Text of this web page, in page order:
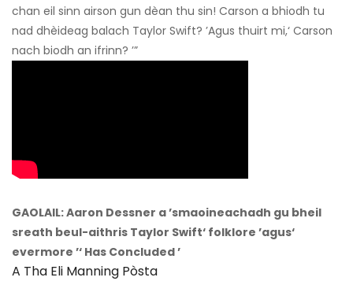
chan eil sinn airson gun dèan thu sin! Carson a bhiodh tu
nad dhèideag balach Taylor Swift? ’Agus thuirt mi,‘ Carson
nach biodh an ifrinn? ’”
GAOLAIL: Aaron Dessner a ’smaoineachadh gu bheil
sreath beul-aithris Taylor Swift‘ folklore ’agus‘
evermore ’‘ Has Concluded ’
A Tha Eli Manning Pòsta